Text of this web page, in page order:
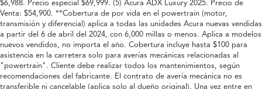
$6,988. Precio especial $69,999. (5) Acura ADX Luxury 2025. Precio de
Venta: $54,900. **Cobertura de por vida en el powertrain (motor,
transmisión y diferencial) aplica a todas las unidades Acura nuevas vendidas
a partir del 6 de abril del 2024, con 6,000 millas o menos. Aplica a modelos
nuevos vendidos, no importa el año. Cobertura incluye hasta $100 para
asistencia en la carretera solo para averías mecánicas relacionadas al
"powertrain". Cliente debe realizar todos los mantenimientos, según
recomendaciones del fabricante. El contrato de avería mecánica no es
transferible ni cancelable (aplica solo al dueño original). Una vez entre en